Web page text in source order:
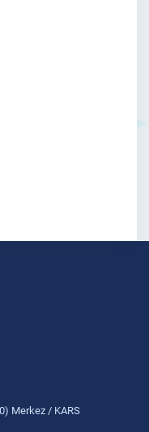
Merkez / KARS